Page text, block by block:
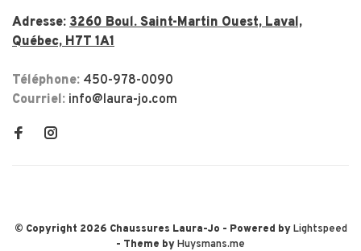
Adresse: 3260 Boul. Saint-Martin Ouest, Laval,
Québec, H7T 1A1
Téléphone: 450-978-0090
Courriel: info@laura-jo.com
© Copyright 2026 Chaussures Laura-Jo - Powered byLightspeed
- Theme byHuysmans.me